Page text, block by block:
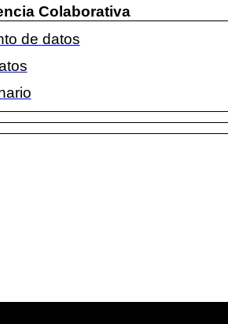
Colaborativa
de datos